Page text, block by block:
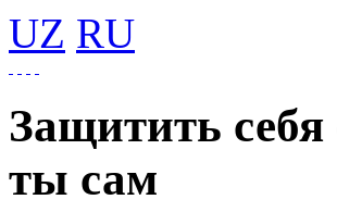
UZ RU
Защитить
ты сам